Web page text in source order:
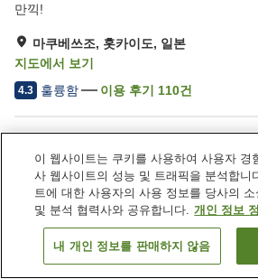
만끽!
마쿠베쓰조, 홋카이도, 일본
지도에서 보기
4.3 훌륭함 이용 후기 110건
주차장
제트 욕
사우나
카페
일본 홋카이도
마쿠베쓰조
마쿠베쓰온천 파크 호텔 유유칸 객실 보기
이 웹사이트는 쿠키를 사용하여 사용자 경
사 웹사이트의 성능 및 트래픽을 분석합니
트에 대한 사용자의 사용 정보를 당사의
및 분석 협력사와 공유합니다. 개인 정보
내 개인 정보를 판매하지 않음